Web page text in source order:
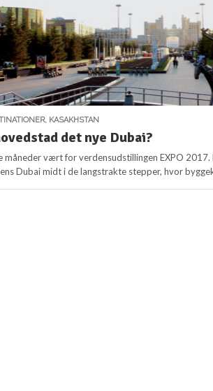
, KASAKHSTAN
det nye Dubai?
måneder vært for verdensudstillingen EXPO 2017.
Dubai midt i de langstrakte stepper, hvor